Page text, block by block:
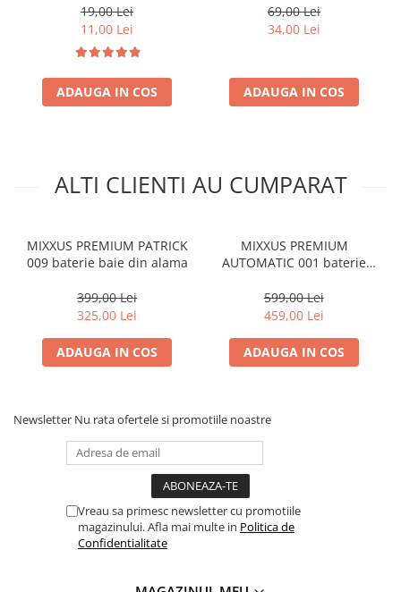
19,00 Lei
11,00 Lei
ADAUGA IN COS
69,00 Lei
34,00 Lei
ADAUGA IN COS
ALTI CLIENTI AU CUMPARAT
MIXXUS PREMIUM PATRICK
009 baterie baie din alama
399,00 Lei
325,00 Lei
ADAUGA IN COS
MIXXUS PREMIUM
AUTOMATIC 001 baterie
599,00 Lei
459,00 Lei
ADAUGA IN COS
Newsletter Nu rata ofertele si promotiile noastre
Vreau sa primesc newsletter cu promotiile
magazinului. Afla mai multe in Politica de
Confidentialitate